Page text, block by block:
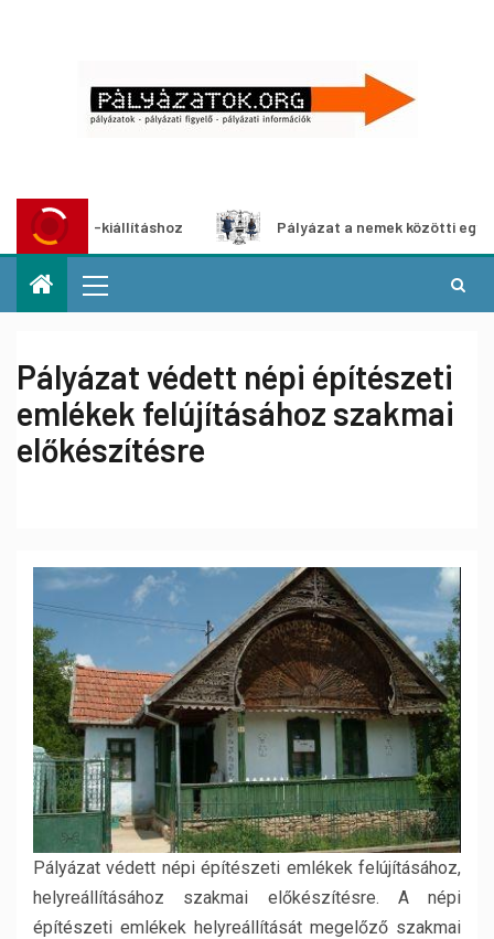
kiállításhoz Pályázat a nemek közötti egyenlőség
Pályázat védett népi építészeti
emlékek felújításához szakmai
előkészítésre
Pályázat védett népi építészeti emlékek felújításához,
helyreállításához szakmai előkészítésre. A népi
építészeti emlékek helyreállítását megelőző szakmai